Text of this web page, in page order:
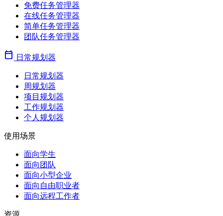
免费任务管理器
在线任务管理器
简单任务管理器
团队任务管理器
calendar_today 日常规划器
日常规划器
周规划器
项目规划器
工作规划器
个人规划器
使用场景
面向学生
面向团队
面向小型企业
面向自由职业者
面向远程工作者